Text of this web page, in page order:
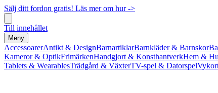
Sälj ditt fordon gratis! Läs mer om hur ->
Till innehållet
Meny
AccessoarerAntikt & DesignBarnartiklarBarnkläder & Barnskor
Kameror & OptikFrimärkenHandgjort & KonsthantverkHem &
Tablets & WearablesTrädgård & VäxterTV-spel & Datorspel